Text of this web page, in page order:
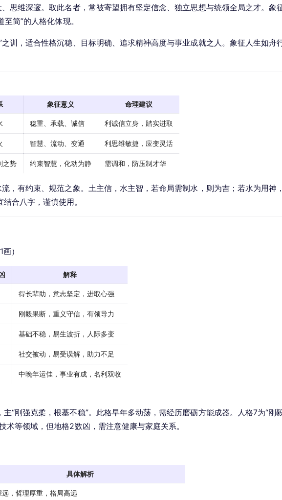
思维深邃。取此名者，常被寄望拥有坚定信念、独立思想与统领全局之才。象
简”的人格化体现。
之训，适合性格沉稳、目标明确、追求精神高度与事业成就之人。象征人生如舟
象征意义 命理建议
稳重、承载、诚信 利诚信立身，踏实进取
智慧、流动、变通 利思维敏捷，应变灵活
之势 约束智慧，化动为静 需调和，防压制才华
流，有约束、规范之象。土主信，水主智，若命局需制水，则为吉；若水为用神
合八字，谨慎使用。
）
解释
得长辈助，意志坚定，进取心强
刚毅果断，重义守信，有领导力
基础不稳，易生波折，人际多变
社交被动，易受误解，助力不足
中晚年运佳，事业有成，名利双收
“刚强克柔，根基不稳”。此格早年多动荡，需经历磨砺方能成器。人格7为“刚
术等领域，但地格2数凶，需注意健康与家庭关系。
具体解析
远，哲理厚重，格局高远